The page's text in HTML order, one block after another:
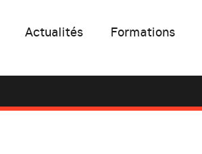
Actualités Formations